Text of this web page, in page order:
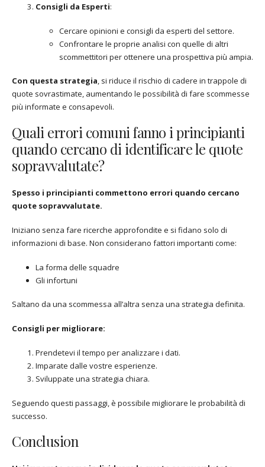
Consigli da Esperti:
Cercare opinioni e consigli da esperti del settore.
Confrontare le proprie analisi con quelle di altri
scommettitori per ottenere una prospettiva più ampia.
Con questa strategia, si riduce il rischio di cadere in trappole di
quote sovrastimate, aumentando le possibilità di fare scommesse
più informate e consapevoli.
Quali errori comuni fanno i principianti
quando cercano di identificare le quote
sopravvalutate?
Spesso i principianti commettono errori quando cercano
quote sopravvalutate.
Iniziano senza fare ricerche approfondite e si fidano solo di
informazioni di base. Non considerano fattori importanti come:
La forma delle squadre
Gli infortuni
Saltano da una scommessa all’altra senza una strategia definita.
Consigli per migliorare:
Prendetevi il tempo per analizzare i dati.
Imparate dalle vostre esperienze.
Sviluppate una strategia chiara.
Seguendo questi passaggi, è possibile migliorare le probabilità di
successo.
Conclusion